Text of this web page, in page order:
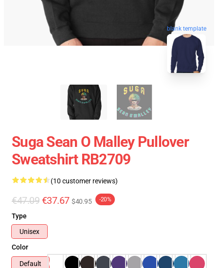
blank template
Suga Sean O Malley Pullover
Sweatshirt RB2709
(10 customer reviews)
€47.09 €37.67 $40.95 -20%
Type
Unisex
Color
Default